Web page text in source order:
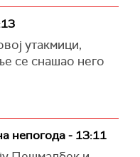
утакмици,
се снашао него
непогода - 13:11